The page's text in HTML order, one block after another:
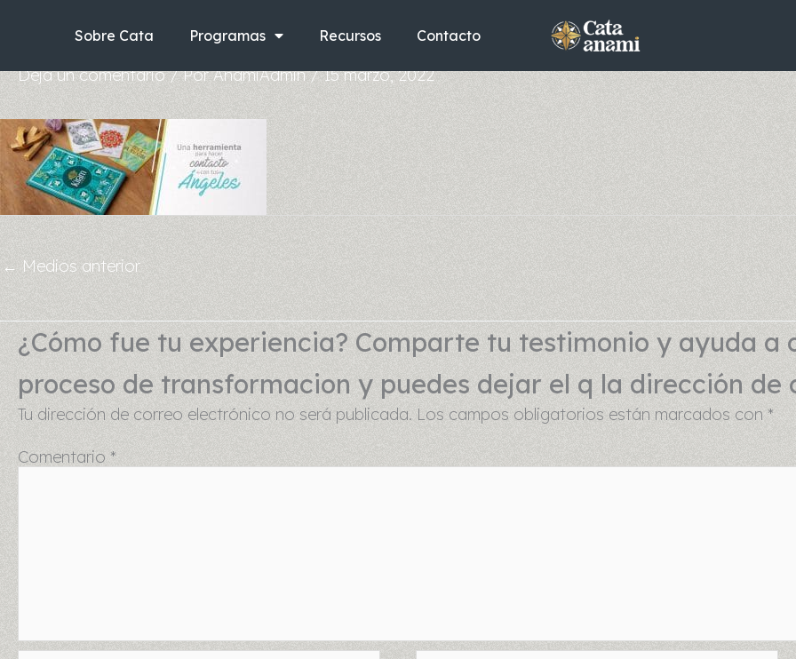
contenidoSobre Cata Programas Recursos Contacto
Deja un comentario / PorAnamiAdmin/15 marzo, 2022
← Medios anterior
¿Cómo fue tu experiencia? Comparte tu testimonio y ayuda a
proceso de transformacion y puedes dejar el q la dirección de
Tu dirección de correo electrónico no será publicada. Los campos obligatorios están marcados con *
Comentario *